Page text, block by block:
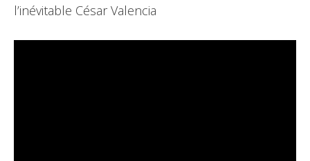
l’inévitable César Valencia